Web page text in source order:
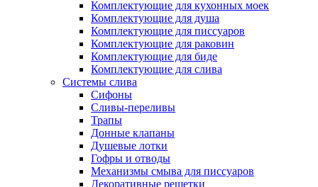
Комплектующие для кухонных моек
Комплектующие для душа
Комплектующие для писсуаров
Комплектующие для раковин
Комплектующие для биде
Комплектующие для слива
Системы слива
Сифоны
Сливы-переливы
Трапы
Донные клапаны
Душевые лотки
Гофры и отводы
Механизмы смыва для писсуаров
Декоративные решетки